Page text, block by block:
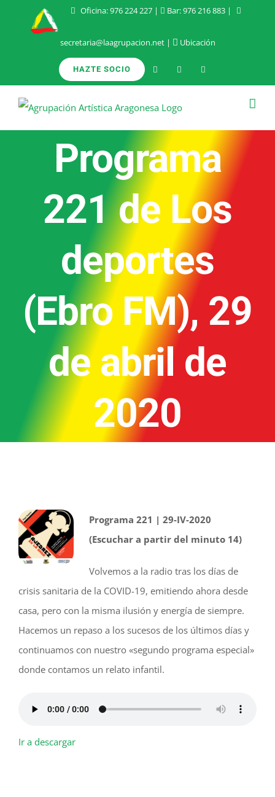
Oficina:976 224 227| Bar:976 216 883|
secretaria@laagrupacion.net| Ubicación
HAZTE SOCIO
Programa
221 de Los
deportes
(Ebro FM), 29
de abril de
2020
Programa 221 | 29-IV-2020
(Escuchar a partir del minuto 14)
Volvemos a la radio tras los días de
crisis sanitaria de la COVID-19, emitiendo ahora desde
casa, pero con la misma ilusión y energía de siempre.
Hacemos un repaso a los sucesos de los últimos días y
continuamos con nuestro «segundo programa especial»
donde contamos un relato infantil.
Ir a descargar